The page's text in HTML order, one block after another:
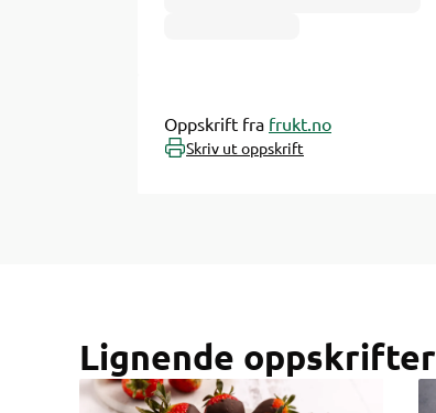
Oppskrift fra frukt.no
Skriv ut oppskrift
Lignende oppskrifter